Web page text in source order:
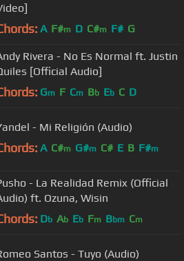
A F#m D C#m F# G
Rivera - No Es Normal ft. Justin
[Official Audio]
Gm F Cm Bb Eb C D
- Mi Religión (Audio)
A C#m G#m C# E B F#m
- La Realidad Remix (Official
ft. Ozuna, Wisin
Db Ab Eb Fm Bbm Cm
Santos - Tuyo (Audio)